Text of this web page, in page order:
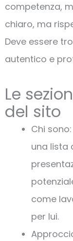
competenza,
chiaro, ma
Deve essere
autentico e
Le
del sito
Chi
una lista
come
per lui.